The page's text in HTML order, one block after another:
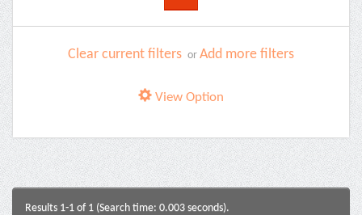
Clear current filters or Add more filters
View Option
Results 1-1 of 1 (Search time: 0.003 seconds).